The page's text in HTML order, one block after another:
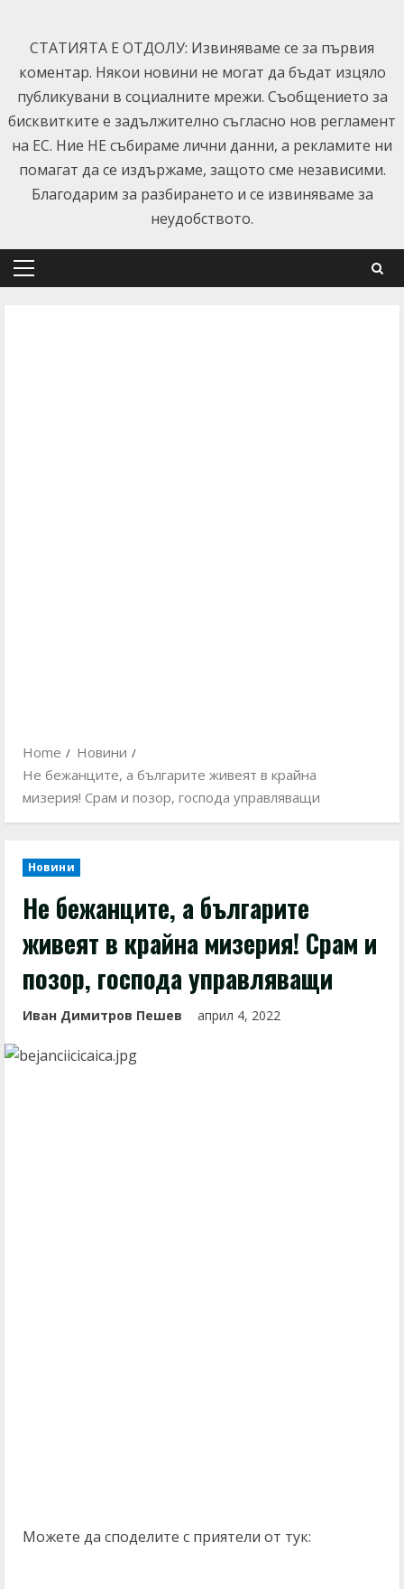
content
СТАТИЯТА Е ОТДОЛУ: Извиняваме се за първия
коментар. Някои новини не могат да бъдат изцяло
публикувани в социалните мрежи. Съобщението за
бисквитките е задължително съгласно нов регламент
на ЕС. Ние НЕ събираме лични данни, а рекламите ни
помагат да се издържаме, защото сме независими.
Благодарим за разбирането и се извиняваме за
неудобството.
Primary
Home
Новини
Не бежанците, а българите живеят в крайна
мизерия! Срам и позор, господа управляващи
Новини
Не бежанците, а българите
живеят в крайна мизерия! Срам и
позор, господа управляващи
Иван Димитров Пешев април 4, 2022
Можете да споделите с приятели от тук: